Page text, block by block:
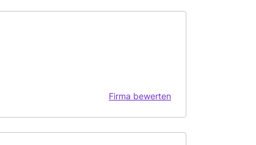
Firma bewerten